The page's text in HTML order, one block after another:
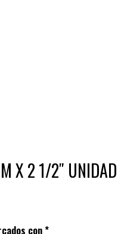
X 2 1/2″
con*